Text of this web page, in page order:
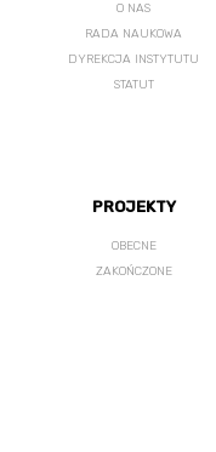
O NAS
RADA NAUKOWA
DYREKCJA INSTYTUTU
STATUT
PROJEKTY
OBECNE
ZAKOŃCZONE